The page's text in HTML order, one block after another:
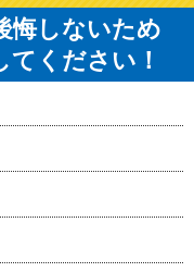
悔しないため
ください！